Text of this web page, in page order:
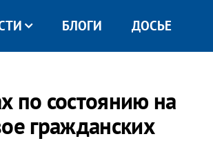
БЛОГИ ДОСЬЕ
по состоянию на
гражданских